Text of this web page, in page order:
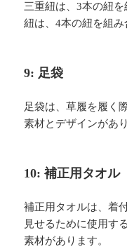
三重紐は、3本の紐
紐は、4本の紐を組み
9: 足袋
足袋は、草履を履く
素材とデザインがあ
10: 補正用タオル
補正用タオルは、着
見せるために使用す
素材があります。